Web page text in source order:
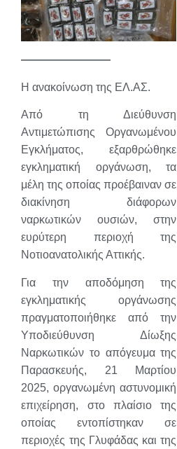
————————
Η ανακοίνωση της ΕΛ.ΑΣ.
Από τη Διεύθυνση
Αντιμετώπισης Οργανωμένου
Εγκλήματος, εξαρθρώθηκε
εγκληματική οργάνωση, τα
μέλη της οποίας προέβαιναν σε
διακίνηση διάφορων
ναρκωτικών ουσιών, στην
ευρύτερη περιοχή της
Νοτιοανατολικής Αττικής.
Για την αποδόμηση της
εγκληματικής οργάνωσης
πραγματοποιήθηκε από την
Υποδιεύθυνση Δίωξης
Ναρκωτικών το απόγευμα της
Παρασκευής, 21 Μαρτίου
2025, οργανωμένη αστυνομική
επιχείρηση, στο πλαίσιο της
οποίας εντοπίστηκαν σε
περιοχές της Γλυφάδας και της